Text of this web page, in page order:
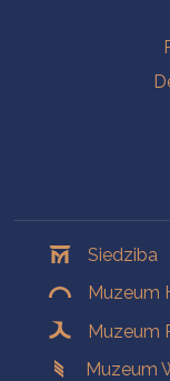
Siedziba
Muzeum
Muzeum
Muzeum